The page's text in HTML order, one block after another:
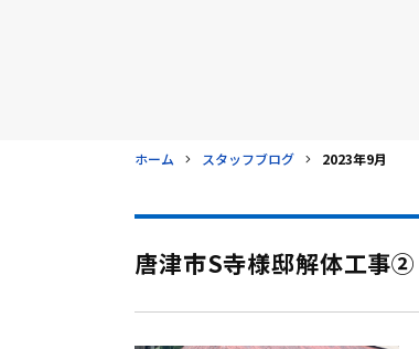
ホーム スタッフブログ 2023年9月
唐津市S寺様邸解体工事②